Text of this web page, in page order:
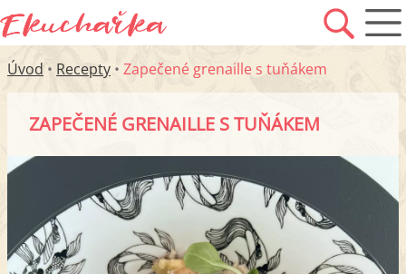
Úvod • Recepty • Zapečené grenaille s tuňákem
ZAPEČENÉ GRENAILLE S TUŇÁKEM